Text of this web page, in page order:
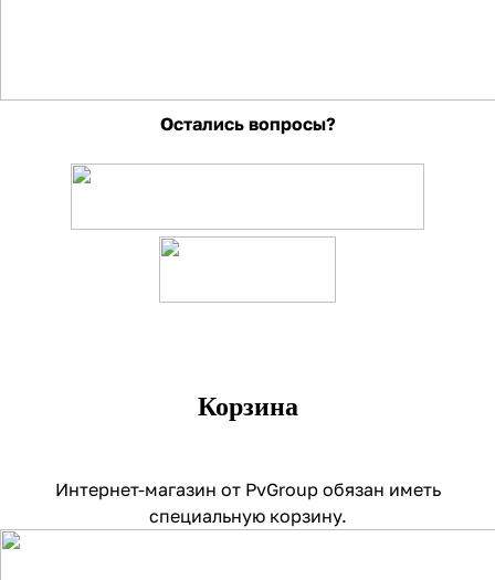
Остались вопросы?
Корзина
Интернет-магазин от PvGroup обязан иметь
специальную корзину.